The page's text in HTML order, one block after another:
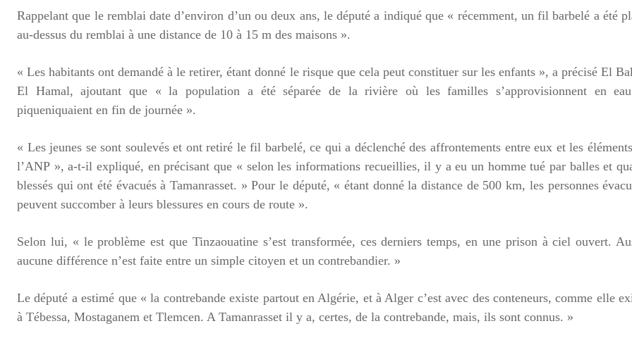
Rappelant que le remblai date d’environ d’un ou deux ans, le député a indiqué que « récemment, un fil barbelé a été
au-dessus du remblai à une distance de 10 à 15 m des maisons ».
« Les habitants ont demandé à le retirer, étant donné le risque que cela peut constituer sur les enfants », a précisé El
El Hamal, ajoutant que « la population a été séparée de la rivière où les familles s’approvisionnent en
piqueniquaient en fin de journée ».
« Les jeunes se sont soulevés et ont retiré le fil barbelé, ce qui a déclenché des affrontements entre eux et les
l’ANP », a-t-il expliqué, en précisant que « selon les informations recueillies, il y a eu un homme tué par balles et
blessés qui ont été évacués à Tamanrasset. » Pour le député, « étant donné la distance de 500 km, les personnes
peuvent succomber à leurs blessures en cours de route ».
Selon lui, « le problème est que Tinzaouatine s’est transformée, ces derniers temps, en une prison à ciel ouvert.
aucune différence n’est faite entre un simple citoyen et un contrebandier. »
Le député a estimé que « la contrebande existe partout en Algérie, et à Alger c’est avec des conteneurs, comme elle
à Tébessa, Mostaganem et Tlemcen. A Tamanrasset il y a, certes, de la contrebande, mais, ils sont connus. »